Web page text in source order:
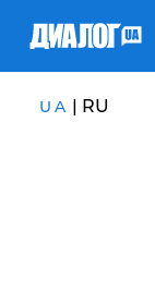
UA | RU